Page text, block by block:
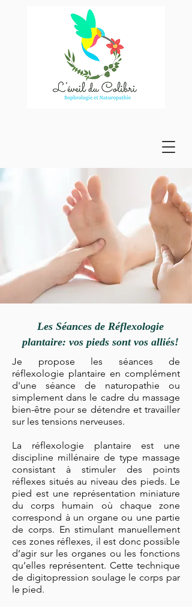
Les Séances de Réflexologie
plantaire: vos pieds sont vos alliés!
Je propose les séances de
réflexologie plantaire en complément
d'une séance de naturopathie ou
simplement dans le cadre du massage
bien-être pour se détendre et travailler
sur les tensions nerveuses.
La réflexologie plantaire est une
discipline millénaire de type massage
consistant à stimuler des points
réflexes situés au niveau des pieds. Le
pied est une représentation miniature
du corps humain où chaque zone
correspond à un organe ou une partie
de corps. En stimulant manuellement
ces zones réflexes, il est donc possible
d’agir sur les organes ou les fonctions
qu’elles représentent. Cette technique
de digitopression soulage le corps par
le pied.